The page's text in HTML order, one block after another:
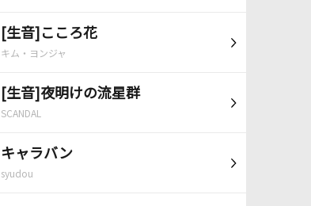
[生音]こころ花
キム・ヨンジャ
[生音]夜明けの流星群
SCANDAL
キャラバン
syudou